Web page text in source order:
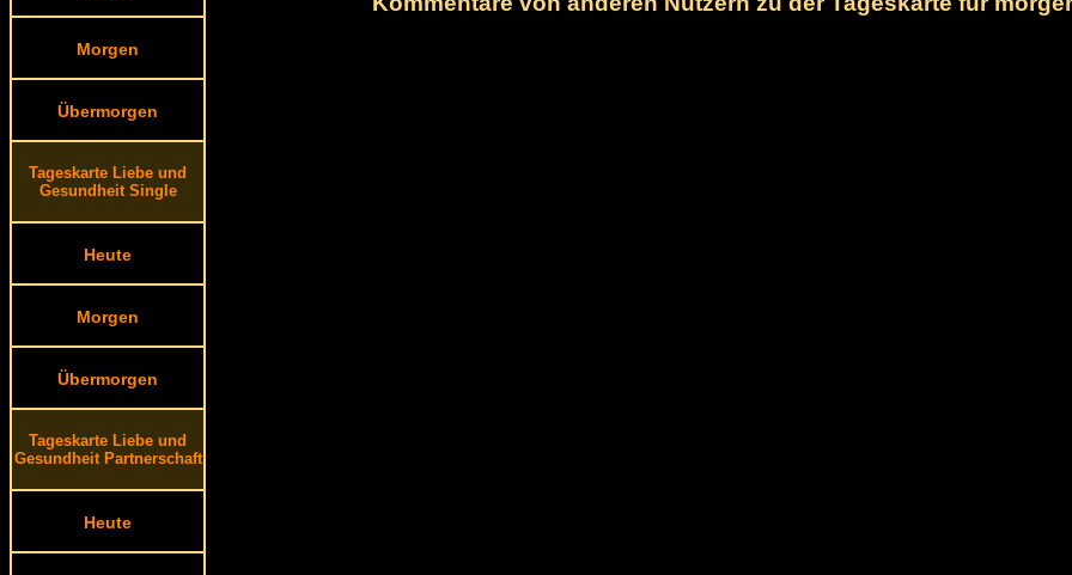
Morgen
Übermorgen
Tageskarte Liebe und
Gesundheit Single
Heute
Morgen
Übermorgen
Tageskarte Liebe und
Gesundheit Partnerschaft
Heute